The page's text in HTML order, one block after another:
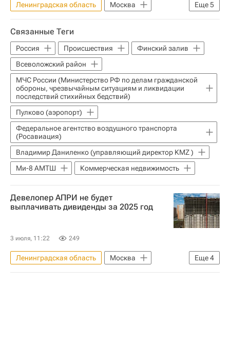
Еще5
Ленинградская область
Москва
Челябинская область
Московская биржа
Жилье
Девелоперы
Связанные Теги
Россия Происшествия
Финский залив
Всеволожский район
МЧС России (Министерство РФ по делам гражданской
обороны, чрезвычайным ситуациям и ликвидации
последствий стихийных бедствий)
Пулково (аэропорт)
Федеральное агентство воздушного транспорта
(Росавиация)
Владимир Даниленко (управляющий директор KMZ )
Ми-8 АМТШ
Коммерческая недвижимость
Девелопер АПРИ не будет
выплачивать дивиденды за 2025 год
3 июля, 11:22 249
Еще4
Ленинградская область
Москва
Челябинская область